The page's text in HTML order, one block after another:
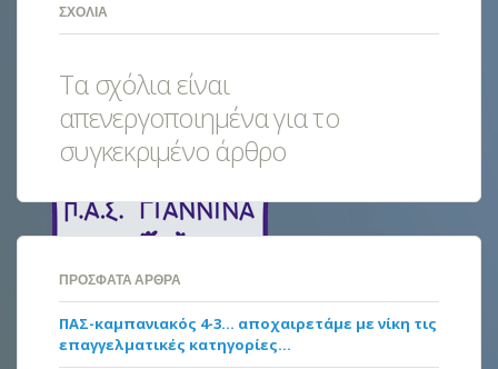
ΣΧΌΛΙΑ
Τα σχόλια είναι
απενεργοποιημένα για το
συγκεκριμένο άρθρο
ΠΡΌΣΦΑΤΑ ΆΡΘΡΑ
ΠΑΣ-καμπανιακός 4-3… αποχαιρετάμε με νίκη τις
επαγγελματικές κατηγορίες…